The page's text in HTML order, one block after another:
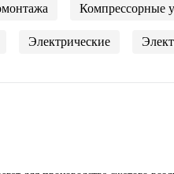
Компрессорные
Электрические